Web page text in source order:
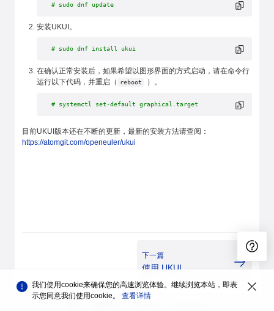
# sudo dnf update
安装UKUI。
# sudo dnf install ukui
在确认正常安装后，如果希望以图形界面的方式启动，请在命令行
运行以下代码，并重启（
reboot ）。
# systemctl set-default graphical.target
目前UKUI版本还在不断的更新，最新的安装方法请查阅：
https://atomgit.com/openeuler/ukui
使用 UKUI
下一篇
我们使用cookie来确保您的高速浏览体验。继续浏览本站，即表
示您同意我们使用cookie。 查看详情